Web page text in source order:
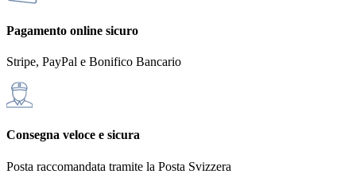
Pagamento online sicuro
Stripe, PayPal e Bonifico Bancario
Consegna veloce e sicura
Posta raccomandata tramite la Posta Svizzera